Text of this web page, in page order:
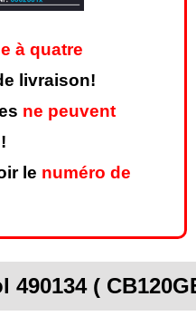
à quatre
livraison!
ne peuvent
!
le numéro de
(